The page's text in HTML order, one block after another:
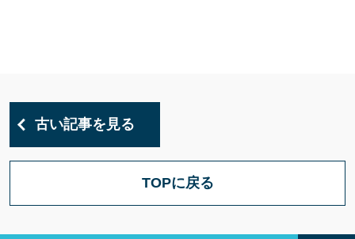
古い記事を見る
TOPに戻る